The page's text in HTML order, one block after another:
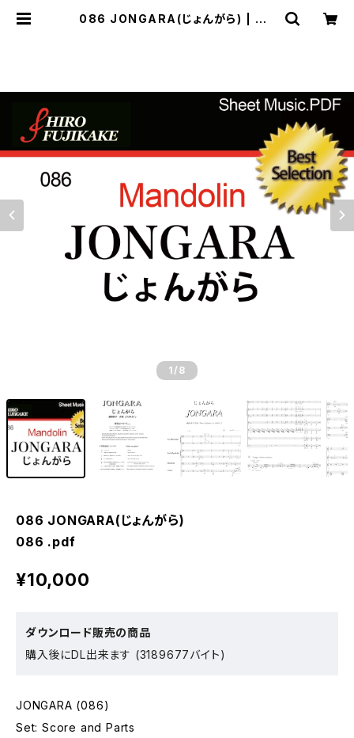
086 JONGARA(じょんがら) | Mu
1 /8
086 JONGARA(じょんがら)
086 .pdf
¥10,000
ダウンロード販売の商品
購入後にDL出来ます (3189677バイト)
JONGARA (086)
Set: Score and Parts